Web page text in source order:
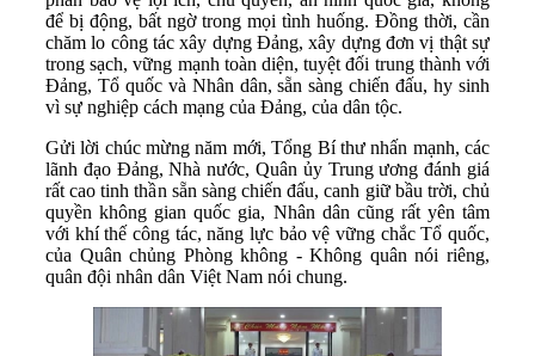
để bị động, bất ngờ trong mọi tình huống. Đồng thời, cần
chăm lo công tác xây dựng Đảng, xây dựng đơn vị thật sự
trong sạch, vững mạnh toàn diện, tuyệt đối trung thành với
Đảng, Tổ quốc và Nhân dân, sẵn sàng chiến đấu, hy sinh
vì sự nghiệp cách mạng của Đảng, của dân tộc.
Gửi lời chúc mừng năm mới, Tổng Bí thư nhấn mạnh, các
lãnh đạo Đảng, Nhà nước, Quân ủy Trung ương đánh giá
rất cao tinh thần sẵn sàng chiến đấu, canh giữ bầu trời, chủ
quyền không gian quốc gia, Nhân dân cũng rất yên tâm
với khí thế công tác, năng lực bảo vệ vững chắc Tổ quốc,
của Quân chủng Phòng không - Không quân nói riêng,
quân đội nhân dân Việt Nam nói chung.